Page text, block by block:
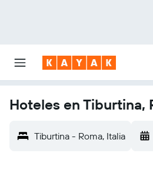
Hoteles en Tiburtina,
Tiburtina - Roma, Italia